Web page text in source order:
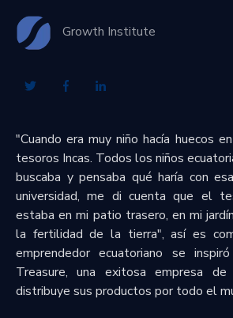
Growth Institute
"Cuando era muy niño hacía huecos
tesoros Incas. Todos los niños
buscaba y pensaba qué haría con
universidad, me di cuenta que el
estaba en mi patio trasero, en mi
la fertilidad de la tierra", así es
emprendedor ecuatoriano se
Treasure, una exitosa empresa de
distribuye sus productos por todo el